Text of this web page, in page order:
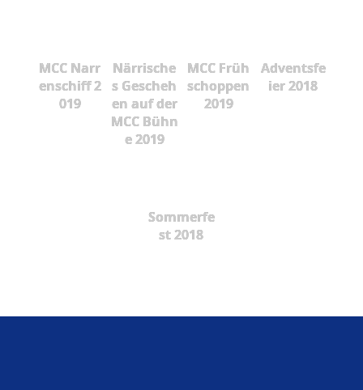
MCC Narr
enschiff 2
019
Närrische
s Gescheh
en auf der
MCC Bühn
e 2019
MCC Früh
schoppen
2019
Adventsfe
ier 2018
Sommerfe
st 2018